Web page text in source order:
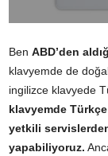
Ben ABD’den
klavyemde de
ingilizce klavyede
klavyemde
yetkili
yapabiliyoruz.